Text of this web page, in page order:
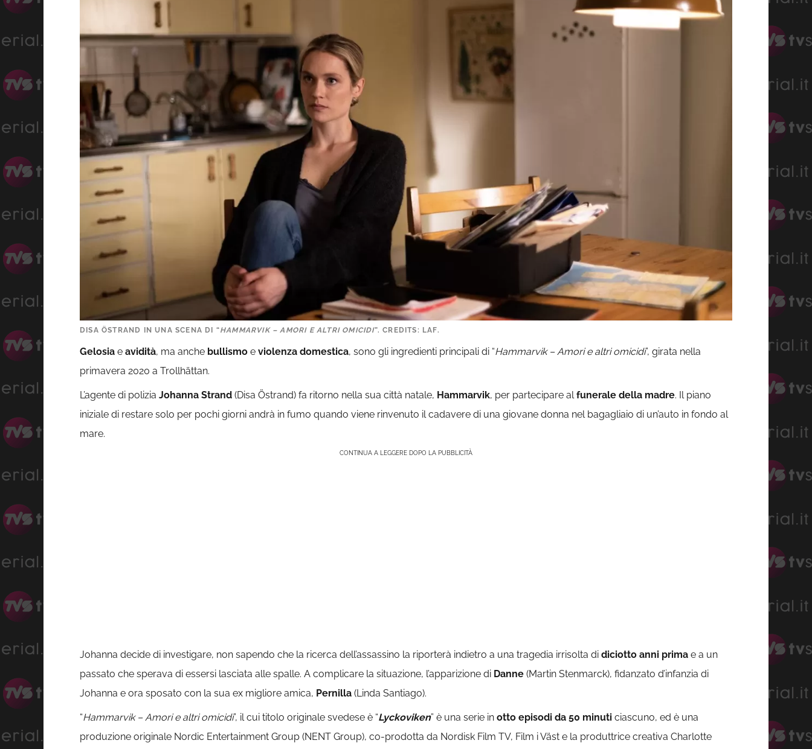
DISA ÖSTRAND IN UNA SCENA DI “HAMMARVIK – AMORI E ALTRI OMICIDI”. CREDITS: LAF.
Gelosia e avidità, ma anche bullismo e violenza domestica, sono gli ingredienti principali di “Hammarvik – Amori e altri omicidi”, girata nella
primavera 2020 a Trollhättan.
L’agente di polizia Johanna Strand (Disa Östrand) fa ritorno nella sua città natale, Hammarvik, per partecipare alfunerale della madre. Il piano
iniziale di restare solo per pochi giorni andrà in fumo quando viene rinvenuto il cadavere di una giovane donna nel bagagliaio di un’auto in fondo al
mare.
CONTINUA A LEGGERE DOPO LA PUBBLICITÀ
Johanna decide di investigare, non sapendo che la ricerca dell’assassino la riporterà indietro a una tragedia irrisolta di diciotto anni prima e a un
passato che sperava di essersi lasciata alle spalle. A complicare la situazione, l’apparizione di Danne (Martin Stenmarck), fidanzato d’infanzia di
Johanna e ora sposato con la sua ex migliore amica, Pernilla (Linda Santiago).
“Hammarvik – Amori e altri omicidi”, il cui titolo originale svedese è “Lyckoviken” è una serie in otto episodi da 50 minuti ciascuno, ed è una
produzione originale Nordic Entertainment Group (NENT Group), co-prodotta da Nordisk Film TV, Film i Väst e la produttrice creativa Charlotte